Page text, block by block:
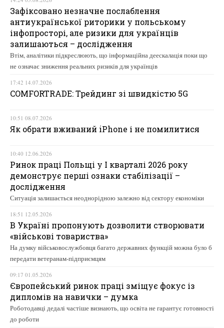
Зафіксовано незначне послаблення
антиукраїнської риторики у польському
інфопросторі, але ризики для українців
залишаються – дослідження
Втім, аналітики підкреслюють, що інформаційна деескалація поки що
не означає зниження реальних ризиків для українців
17:42 14.07.2026
COMFORTRADE: Трейдинг зі швидкістю 5G
10:51 08.07.2026
Як обрати вживаний iPhone і не помилитися
10:40 12.06.2026
Ринок праці Польщі у І кварталі 2026 року
демонструє перші ознаки стабілізації –
дослідження
Ситуація залишається неоднорідною залежно від сектору економіки
18:51 12.05.2026
В Україні пропонують дозволити створювати
«військові товариства»
На думку військовослужбовця багато державних функцій можна було б
передати ветеранам-підприємцям
09:17 01.05.2026
Європейський ринок праці зміщує фокус із
дипломів на навички – думка
Роботодавці дедалі частіше визнають, що освіта не гарантує готовності
до роботи